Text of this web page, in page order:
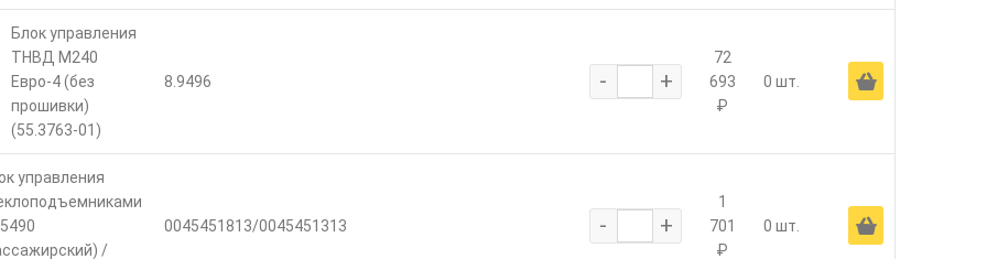
Блок управления
ТНВД М240
Евро-4 (без
прошивки)
(55.3763-01)
8.9496 - +
72
693
₽
0 шт. Ä
управления
/
0045451813/0045451313 - +
1
701
₽
0 шт. Ä